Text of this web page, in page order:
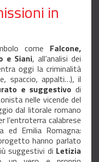
in
come Falcone,
e Siani, all’analisi dei
oggi la criminalità
spaccio, appalti…), il
e suggestivo di
nelle vicende del
dal litorale romano
l’entroterra calabrese
ed Emilia Romagna:
hanno parlato
suggestivi di Letizia